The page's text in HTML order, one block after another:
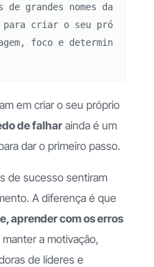
grandes nomes da
criar o seu pró
foco e determin
em criar o seu próprio
de falharainda é um
dar o primeiro passo.
de sucesso sentiram
A diferença é que
aprender com os erros
manter a motivação,
de líderes e